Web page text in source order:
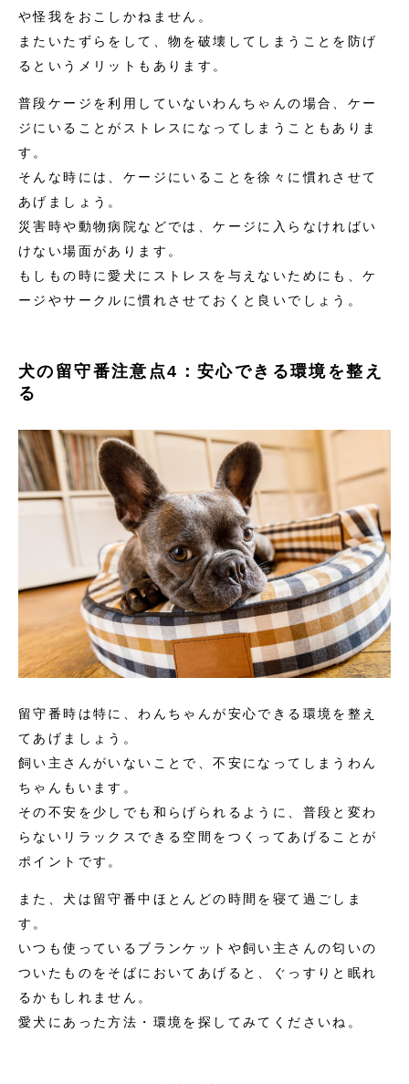
や怪我をおこしかねません。
またいたずらをして、物を破壊してしまうことを防げ
るというメリットもあります。
普段ケージを利用していないわんちゃんの場合、ケー
ジにいることがストレスになってしまうこともありま
す。
そんな時には、ケージにいることを徐々に慣れさせて
あげましょう。
災害時や動物病院などでは、ケージに入らなければい
けない場面があります。
もしもの時に愛犬にストレスを与えないためにも、ケ
ージやサークルに慣れさせておくと良いでしょう。
犬の留守番注意点4：安心できる環境を整え
る
留守番時は特に、わんちゃんが安心できる環境を整え
てあげましょう。
飼い主さんがいないことで、不安になってしまうわん
ちゃんもいます。
その不安を少しでも和らげられるように、普段と変わ
らないリラックスできる空間をつくってあげることが
ポイントです。
また、犬は留守番中ほとんどの時間を寝て過ごしま
す。
いつも使っているブランケットや飼い主さんの匂いの
ついたものをそばにおいてあげると、ぐっすりと眠れ
るかもしれません。
愛犬にあった方法・環境を探してみてくださいね。